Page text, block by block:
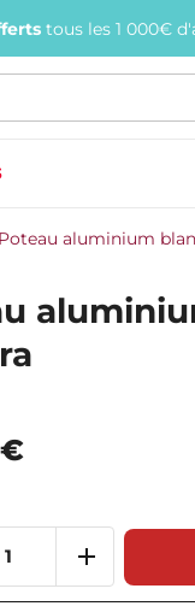
tous les 1 000€
Poteau aluminium